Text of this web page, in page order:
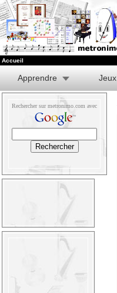
Accueil
Apprendre Jeux
Rechercher sur metronimo.com avec